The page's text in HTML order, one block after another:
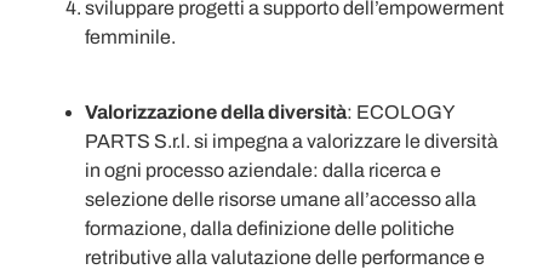
sviluppare progetti a supporto dell’empowerment
femminile.
Valorizzazione della diversità: ECOLOGY
PARTS S.r.l. si impegna a valorizzare le diversità
in ogni processo aziendale: dalla ricerca e
selezione delle risorse umane all’accesso alla
formazione, dalla definizione delle politiche
retributive alla valutazione delle performance e